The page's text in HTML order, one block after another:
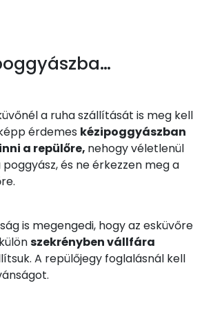
a ruha szállítását is meg kell
érdemes kézipoggyászban
a repülőre, nehogy véletlenül
és ne érkezzen meg a
is megengedi, hogy az esküvőre
szekrényben vállfára
A repülőjegy foglalásnál kell